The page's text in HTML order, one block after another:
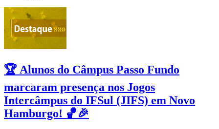
🏆 Alunos do Câmpus Passo Fundo
marcaram presença nos Jogos
Intercâmpus do IFSul (JIFS) em Novo
Hamburgo! 🏀🎉